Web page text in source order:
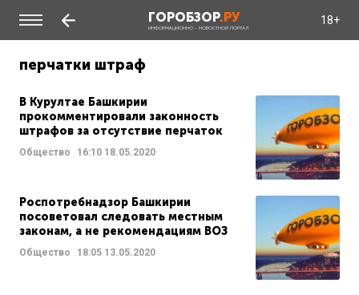
ГОРОБЗОР.РУ
ИНФОРМАЦИОННО - НОВОСТНОЙ ПОРТАЛ
18+
перчатки штраф
В Курултае Башкирии
прокомментировали законность
штрафов за отсутствие перчаток
Общество 16:10 18.05.2020
Роспотребнадзор Башкирии
посоветовал следовать местным
законам, а не рекомендациям ВОЗ
Общество 18:05 13.05.2020